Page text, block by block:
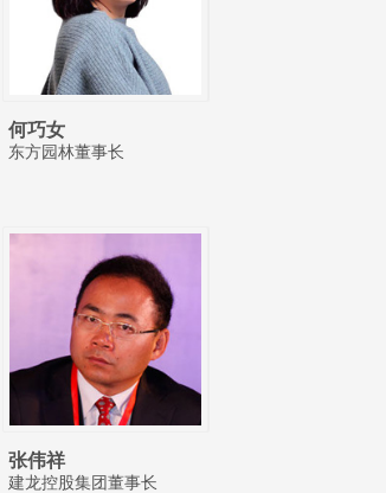
何巧女
东方园林董事长
张伟祥
建龙控股集团董事长